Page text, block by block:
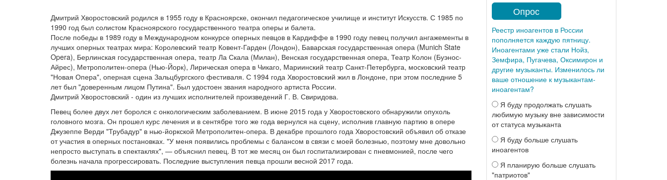
Дмитрий Хворостовский родился в 1955 году в Красноярске, окончил педагогическое училище и институт Искусств. С 1985 по
1990 год был солистом Красноярского государственного театра оперы и балета.
После победы в 1989 году в Международном конкурсе оперных певцов в Кардиффе в 1990 году певец получил ангажементы в
лучших оперных театрах мира: Королевский театр Ковент-Гарден (Лондон), Баварская государственная опера (Munich State
Opera), Берлинская государственная опера, театр Ла Скала (Милан), Венская государственная опера, Театр Колон (Буэнос-
Айрес), Метрополитен-опера (Нью-Йорк), Лирическая опера в Чикаго, Мариинский театр Санкт-Петербурга, московский театр
"Новая Опера", оперная сцена Зальцбургского фестиваля. С 1994 года Хворостовский жил в Лондоне, при этом последние 5
лет был "доверенным лицом Путина". Был удостоен звания народного артиста России.
Дмитрий Хворостовский - один из лучших исполнителей произведений Г. В. Свиридова.
Певец более двух лет боролся с онкологическим заболеванием. В июне 2015 года у Хворостовского обнаружили опухоль
головного мозга. Он прошел курс лечения и в сентябре того же года вернулся на сцену, исполнив главную партию в опере
Джузеппе Верди "Трубадур" в нью-йоркской Метрополитен-опера. В декабре прошлого года Хворостовский объявил об отказе
от участия в оперных постановках. "У меня появились проблемы с балансом в связи с моей болезнью, поэтому мне довольно
непросто выступать в спектаклях", — объяснил певец. В тот же месяц он был госпитализирован с пневмонией, после чего
болезнь начала прогрессировать. Последние выступления певца прошли весной 2017 года.
Опрос
Реестр иноагентов в России
пополняется каждую пятницу.
Иноагентами уже стали Нойз,
Земфира, Пугачева, Оксимирон и
другие музыканты. Изменилось ли
ваше отношение к музыкантам-
иноагентам?
Я буду продолжать слушать
любимую музыку вне зависимости
от статуса музыканта
Я буду больше слушать
иноагентов
Я планирую больше слушать
"патриотов"